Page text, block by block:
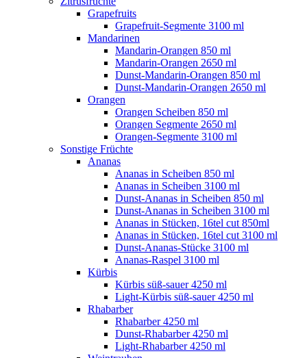
Grapefruits
Grapefruit-Segmente 3100 ml
Mandarinen
Mandarin-Orangen 850 ml
Mandarin-Orangen 2650 ml
Dunst-Mandarin-Orangen 850 ml
Dunst-Mandarin-Orangen 2650 ml
Orangen
Orangen Scheiben 850 ml
Orangen Segmente 2650 ml
Orangen-Segmente 3100 ml
Sonstige Früchte
Ananas
Ananas in Scheiben 850 ml
Ananas in Scheiben 3100 ml
Dunst-Ananas in Scheiben 850 ml
Dunst-Ananas in Scheiben 3100 ml
Ananas in Stücken, 16tel cut 850ml
Ananas in Stücken, 16tel cut 3100 ml
Dunst-Ananas-Stücke 3100 ml
Ananas-Raspel 3100 ml
Kürbis
Kürbis süß-sauer 4250 ml
Light-Kürbis süß-sauer 4250 ml
Rhabarber
Rhabarber 4250 ml
Dunst-Rhabarber 4250 ml
Light-Rhabarber 4250 ml